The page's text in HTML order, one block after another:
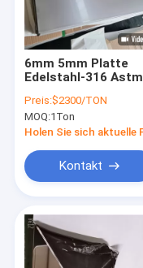
Produkte
6mm 5mm Platte
Edelstahl-316 Astm
11 Messgerät-
Edelstahlblech des
Messgerät-10
Preis:$2300/TON
MOQ:1Ton
Kontakt